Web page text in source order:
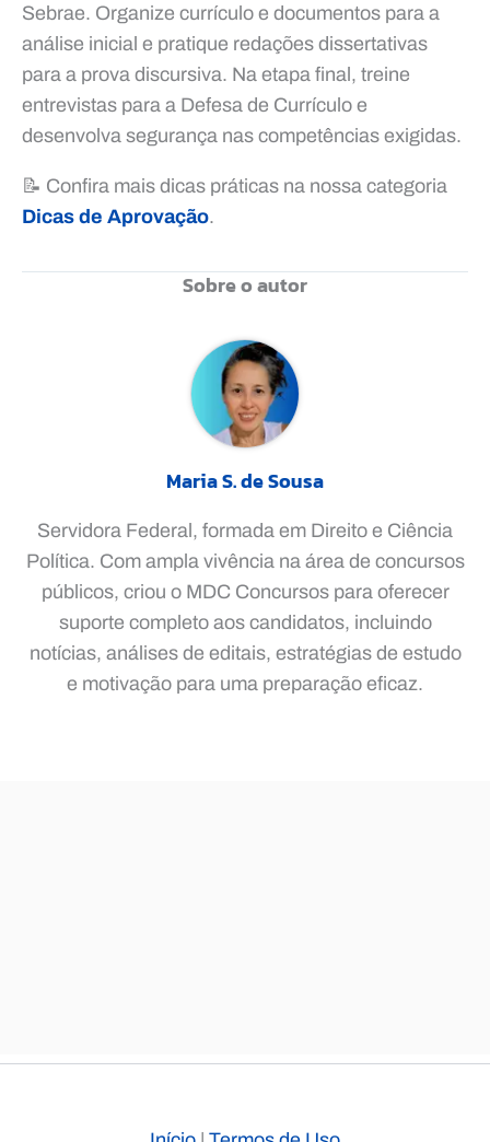
Sebrae. Organize currículo e documentos para a
análise inicial e pratique redações dissertativas
para a prova discursiva. Na etapa final, treine
entrevistas para a Defesa de Currículo e
desenvolva segurança nas competências exigidas.
📝 Confira mais dicas práticas na nossa categoria
Dicas de Aprovação.
Sobre o autor
Maria S. de Sousa
Servidora Federal, formada em Direito e Ciência
Política. Com ampla vivência na área de concursos
públicos, criou o MDC Concursos para oferecer
suporte completo aos candidatos, incluindo
notícias, análises de editais, estratégias de estudo
e motivação para uma preparação eficaz.